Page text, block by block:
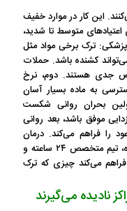
این کار در موارد خفیف
متوسط تا شدید،
ترک برخی مواد مثل
کشنده باشد. حملات
جدی هستند. دوم، نرخ
به ماده بسیار آسان
بحران روانی شکست
موفق باشد، بعد روانی
را فراهم می‌کند. درمان
بستری در کمپ تخصصی، محیطی کنترل‌شده، تیم متخصص ۲۴ ساعته و
می‌کند چیزی که ترک
نادیده می‌گیرند